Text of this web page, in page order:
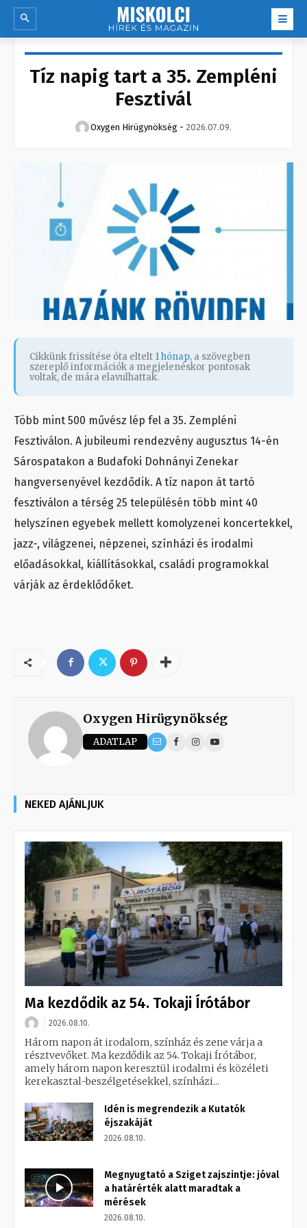
Tíz napig tart a 35. Zempléni
Fesztivál
Oxygen Hirügynökség - 2026.07.09.
Cikkünk frissítése óta eltelt 1 hónap, a szövegben
szereplő információk a megjelenéskor pontosak
voltak, de mára elavulhattak.
Több mint 500 művész lép fel a 35. Zempléni
Fesztiválon. A jubileumi rendezvény augusztus 14-én
Sárospatakon a Budafoki Dohnányi Zenekar
hangversenyével kezdődik. A tíz napon át tartó
fesztiválon a térség 25 településén több mint 40
helyszínen egyebek mellett komolyzenei koncertekkel,
jazz-, világzenei, népzenei, színházi és irodalmi
előadásokkal, kiállításokkal, családi programokkal
várják az érdeklődőket.
Oxygen Hirügynökség
ADATLAP
NEKED AJÁNLJUK
Ma kezdődik az 54. Tokaji Írótábor
2026.08.10.
Három napon át irodalom, színház és zene várja a
résztvevőket. Ma kezdődik az 54. Tokaji Írótábor,
amely három napon keresztül irodalmi és közéleti
kerekasztal-beszélgetésekkel, színházi...
Idén is megrendezik a Kutatók
éjszakáját
2026.08.10.
Megnyugtató a Sziget zajszintje: jóval
a határérték alatt maradtak a
mérések
2026.08.10.